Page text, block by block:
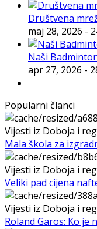
Društvena
maj 28, 2026 -
Naši
apr 27, 2026 -
Popularni članci
Vijesti iz Doboja i
Mala škola za
Vijesti iz Doboja i
Veliki pad cijena
Vijesti iz Doboja i
Roland Garos: Ko je